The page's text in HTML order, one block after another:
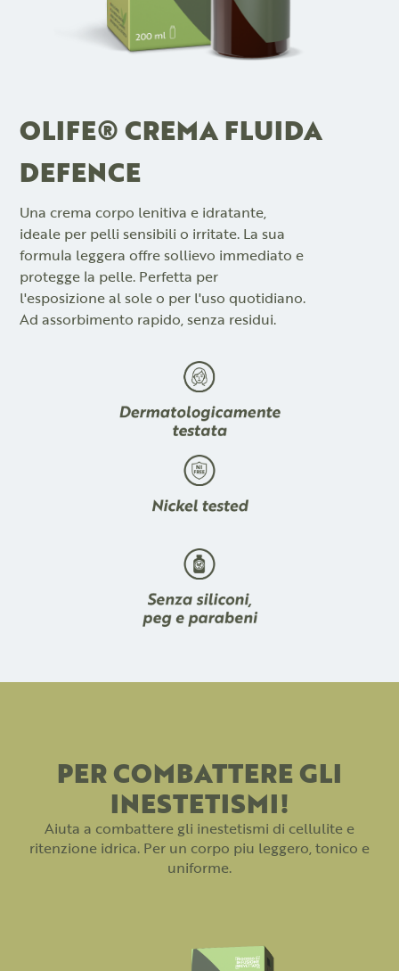
OLIFE® CREMA FLUIDA
DEFENCE
Una crema corpo lenitiva e idratante,
ideale per pelli sensibili o irritate. La sua
formula leggera offre sollievo immediato e
protegge la pelle. Perfetta per
l'esposizione al sole o per l'uso quotidiano.
Ad assorbimento rapido, senza residui.
PER COMBATTERE GLI
INESTETISMI!
Aiuta a combattere gli inestetismi di cellulite e
ritenzione idrica. Per un corpo piu leggero, tonico e
uniforme.